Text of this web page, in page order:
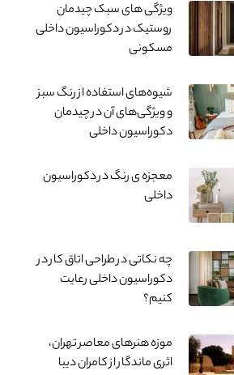
ویژگی های سبک چیدمان
روستیک در دکوراسیون داخلی
مسکونی
شیوه‌های استفاده از رنگ سبز
و ویژگی‌های آن در چیدمان
دکوراسیون داخلی
معجزه ی رنگ در دکوراسیون
داخلی
چه نکاتی در طراحی اتاق کار در
دکوراسیون داخلی رعایت
کنیم؟
موزه هنرهای معاصر تهران،
اثری ماندگار از کامران دیبا